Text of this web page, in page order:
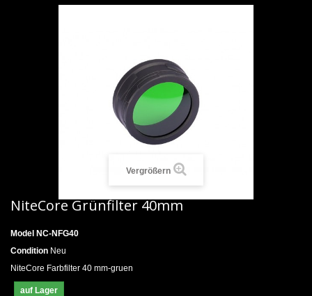
Vergrößern
NiteCore Grünfilter 40mm
Model NC-NFG40
Condition Neu
NiteCore Farbfilter 40 mm-gruen
auf Lager